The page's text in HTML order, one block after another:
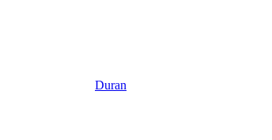
Duran